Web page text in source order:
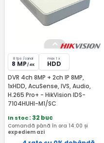
8 fps /canal
8 MP / 4K
max 1 x
HDD
DVR 4ch 8MP + 2ch IP 8MP,
1xHDD, AcuSense, IVS, Audio,
H.265 Pro+ - HikVision IDS-
7104HUHI-M1/SC
In stoc: 32 buc
Comandă până în ora 14:00 și
expediem azi